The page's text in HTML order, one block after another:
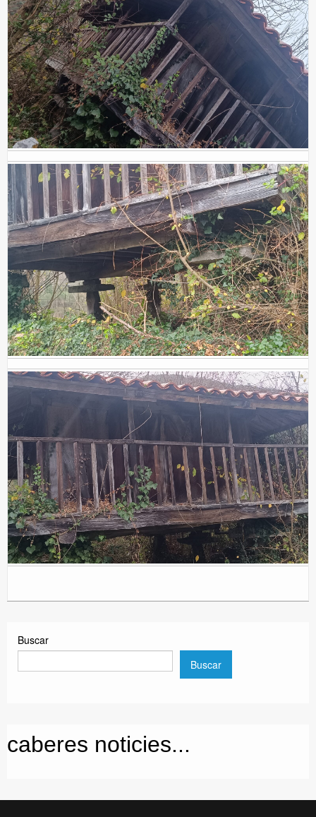
Buscar
Buscar
caberes noticies...